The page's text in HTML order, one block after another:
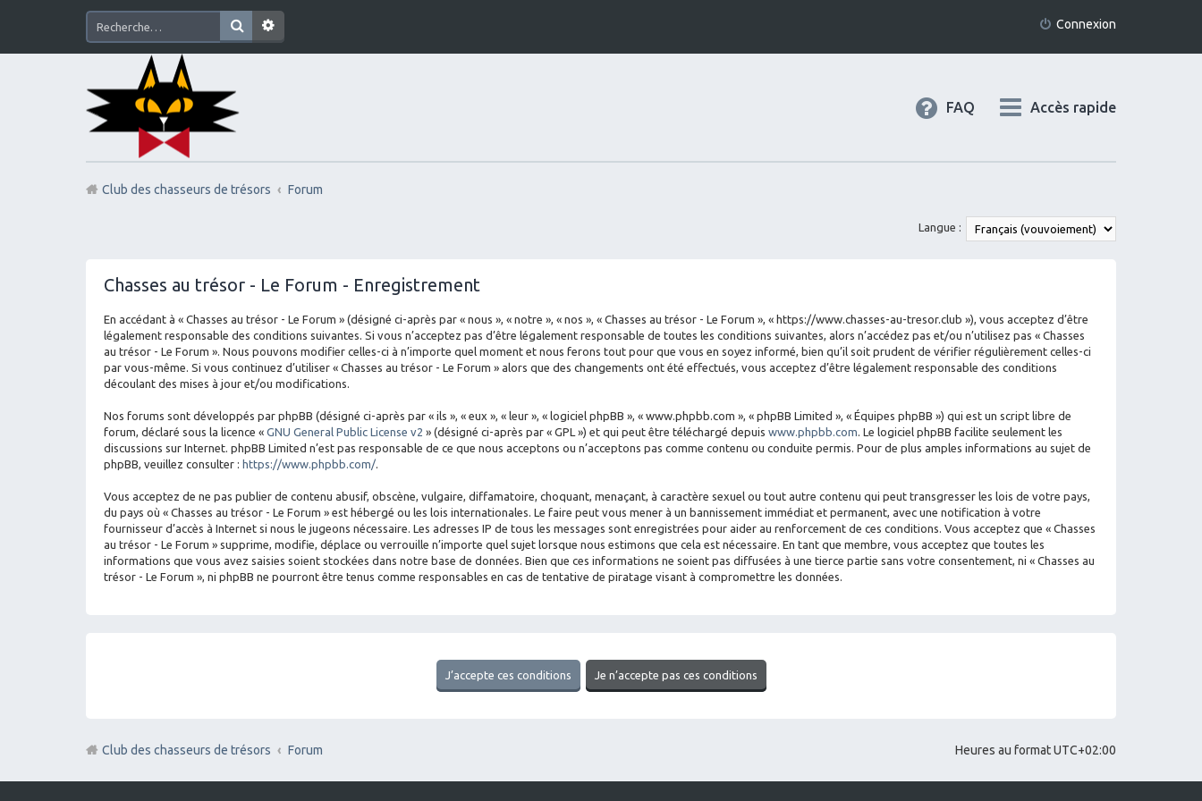
Connexion
Accès rapide
FAQ
Club des chasseurs de trésors Forum
Langue :
Chasses au trésor - Le Forum - Enregistrement
En accédant à « Chasses au trésor - Le Forum » (désigné ci-après par « nous », « notre », « nos », « Chasses au trésor - Le Forum », « https://www.chasses-au-tresor.club »), vous acceptez d’être
légalement responsable des conditions suivantes. Si vous n’acceptez pas d’être légalement responsable de toutes les conditions suivantes, alors n’accédez pas et/ou n’utilisez pas « Chasses
au trésor - Le Forum ». Nous pouvons modifier celles-ci à n’importe quel moment et nous ferons tout pour que vous en soyez informé, bien qu’il soit prudent de vérifier régulièrement celles-ci
par vous-même. Si vous continuez d’utiliser « Chasses au trésor - Le Forum » alors que des changements ont été effectués, vous acceptez d’être légalement responsable des conditions
découlant des mises à jour et/ou modifications.
Nos forums sont développés par phpBB (désigné ci-après par « ils », « eux », « leur », « logiciel phpBB », « www.phpbb.com », « phpBB Limited », « Équipes phpBB ») qui est un script libre de
forum, déclaré sous la licence « GNU General Public License v2 » (désigné ci-après par « GPL ») et qui peut être téléchargé depuis www.phpbb.com . Le logiciel phpBB facilite seulement les
discussions sur Internet. phpBB Limited n’est pas responsable de ce que nous acceptons ou n’acceptons pas comme contenu ou conduite permis. Pour de plus amples informations au sujet de
phpBB, veuillez consulter : https://www.phpbb.com/
Vous acceptez de ne pas publier de contenu abusif, obscène, vulgaire, diffamatoire, choquant, menaçant, à caractère sexuel ou tout autre contenu qui peut transgresser les lois de votre pays,
du pays où « Chasses au trésor - Le Forum » est hébergé ou les lois internationales. Le faire peut vous mener à un bannissement immédiat et permanent, avec une notification à votre
fournisseur d’accès à Internet si nous le jugeons nécessaire. Les adresses IP de tous les messages sont enregistrées pour aider au renforcement de ces conditions. Vous acceptez que « Chasses
au trésor - Le Forum » supprime, modifie, déplace ou verrouille n’importe quel sujet lorsque nous estimons que cela est nécessaire. En tant que membre, vous acceptez que toutes les
informations que vous avez saisies soient stockées dans notre base de données. Bien que ces informations ne soient pas diffusées à une tierce partie sans votre consentement, ni « Chasses au
trésor - Le Forum », ni phpBB ne pourront être tenus comme responsables en cas de tentative de piratage visant à compromettre les données.
Heures au formatUTC+02:00
Club des chasseurs de trésors Forum